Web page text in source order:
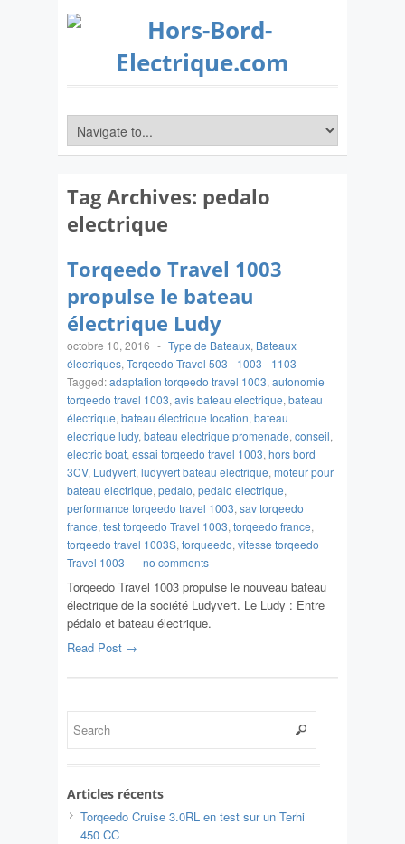
Tag Archives: pedalo
electrique
Torqeedo Travel 1003
propulse le bateau
électrique Ludy
octobre 10, 2016 - Type de Bateaux, Bateaux
électriques, Torqeedo Travel 503 - 1003 - 1103 -
Tagged:adaptation torqeedo travel 1003, autonomie
torqeedo travel 1003, avis bateau electrique, bateau
électrique, bateau électrique location, bateau
electrique ludy, bateau electrique promenade, conseil,
electric boat, essai torqeedo travel 1003, hors bord
3CV, Ludyvert, ludyvert bateau electrique, moteur pour
bateau electrique, pedalo, pedalo electrique,
performance torqeedo travel 1003, sav torqeedo
france, test torqeedo Travel 1003, torqeedo france,
torqeedo travel 1003S, torqueedo, vitesse torqeedo
Travel 1003 - no comments
Torqeedo Travel 1003 propulse le nouveau bateau
électrique de la société Ludyvert. Le Ludy : Entre
pédalo et bateau électrique.
Read Post →
Articles récents
Torqeedo Cruise 3.0RL en test sur un Terhi
450 CC